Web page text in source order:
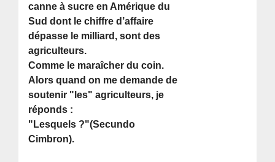
canne à sucre en Amérique du
Sud dont le chiffre d’affaire
dépasse le milliard, sont des
agriculteurs.
Comme le maraîcher du coin.
Alors quand on me demande de
soutenir "les" agriculteurs, je
réponds :
"Lesquels ?"(Secundo
Cimbron).